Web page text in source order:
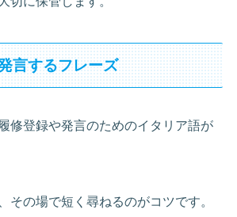
言するフレーズ
修登録や発言のためのイタリア語が
その場で短く尋ねるのがコツです。